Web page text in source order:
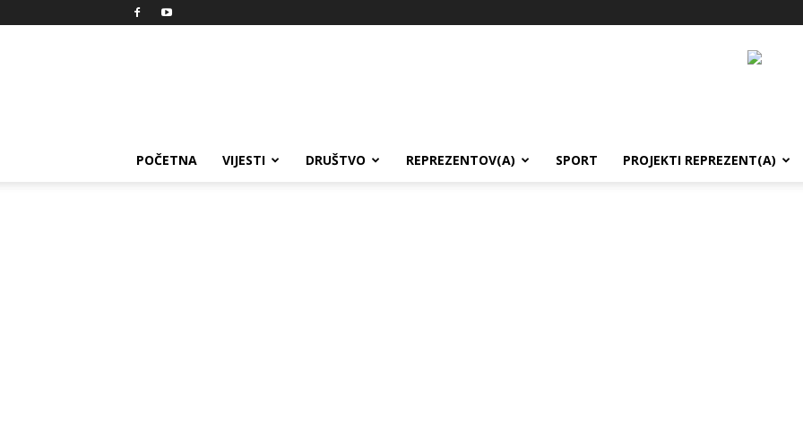
POČETNA VIJESTI DRUŠTVO REPREZENTOV(A) SPORT PROJEKTI REPREZENT(A)